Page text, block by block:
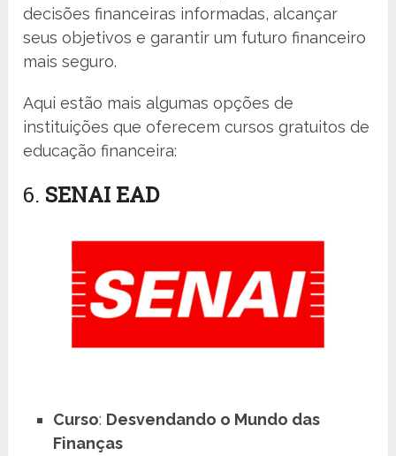
decisões financeiras informadas, alcançar
seus objetivos e garantir um futuro financeiro
mais seguro.
Aqui estão mais algumas opções de
instituições que oferecem cursos gratuitos de
educação financeira:
6. SENAI EAD
Curso: Desvendando o Mundo das
Finanças